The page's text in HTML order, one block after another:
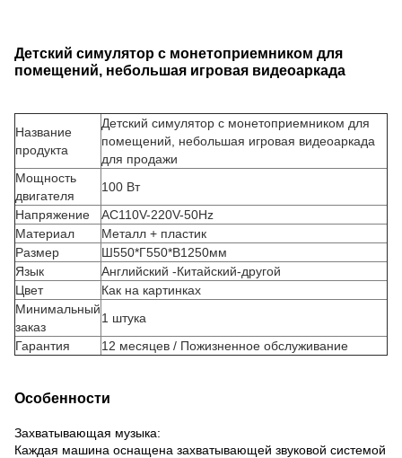
Детский симулятор с монетоприемником для
помещений, небольшая игровая видеоаркада
Название
продукта
Детский симулятор с монетоприемником для
помещений, небольшая игровая видеоаркада
для продажи
Мощность
двигателя
100 Вт
Напряжение
AC110V-220V-50Hz
Материал
Металл + пластик
Размер
Ш550*Г550*В1250мм
Язык
Английский -Китайский-другой
Цвет
Как на картинках
Минимальный
заказ
1 штука
Гарантия
12 месяцев / Пожизненное обслуживание
Особенности
Захватывающая музыка:
Каждая машина оснащена захватывающей звуковой системой